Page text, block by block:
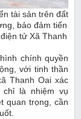
tài sản trên đất
bảo đảm tiến
tử Xã Thanh
chính quyền
với tinh thần
Thanh Oai xác
chỉ là nhiệm vụ
quan trọng, cần